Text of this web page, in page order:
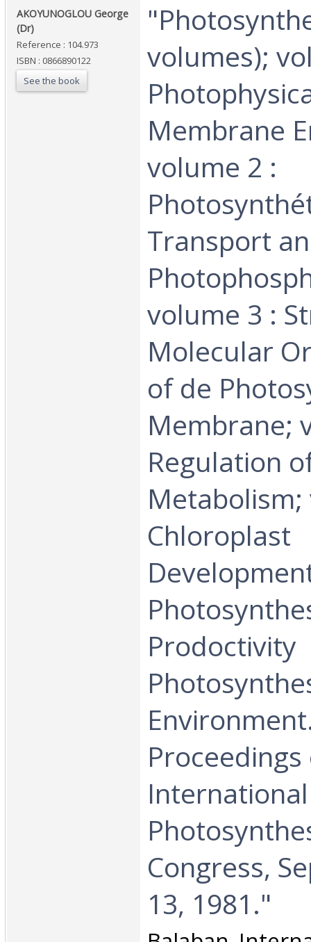
‎AKOYUNOGLOU George
(Dr)‎
Reference : 104.973
ISBN : 0866890122
See the book
volumes);
Membrane
volume 2 :
Transport
volume 3 :
Molecular
of de
Membrane;
Regulation
Chloroplast
Prodoctivity
International
Congress,
13, 1981."‎